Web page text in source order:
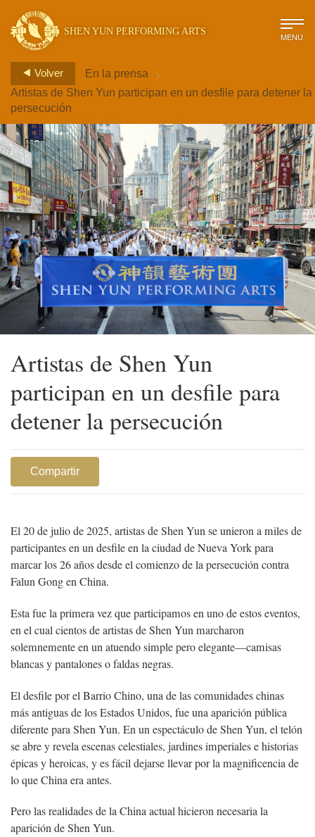
SHEN YUN PERFORMING ARTS MENU
Volver En la prensa >
Artistas de Shen Yun participan en un desfile para detener la
persecución
Artistas de Shen Yun
participan en un desfile para
detener la persecución
Compartir
El 20 de julio de 2025, artistas de Shen Yun se unieron a miles de
participantes en un desfile en la ciudad de Nueva York para
marcar los 26 años desde el comienzo de la persecución contra
Falun Gong en China.
Esta fue la primera vez que participamos en uno de estos eventos,
en el cual cientos de artistas de Shen Yun marcharon
solemnemente en un atuendo simple pero elegante—camisas
blancas y pantalones o faldas negras.
El desfile por el Barrio Chino, una de las comunidades chinas
más antiguas de los Estados Unidos, fue una aparición pública
diferente para Shen Yun. En un espectáculo de Shen Yun, el telón
se abre y revela escenas celestiales, jardines imperiales e historias
épicas y heroicas, y es fácil dejarse llevar por la magnificencia de
lo que China era antes.
Pero las realidades de la China actual hicieron necesaria la
aparición de Shen Yun.